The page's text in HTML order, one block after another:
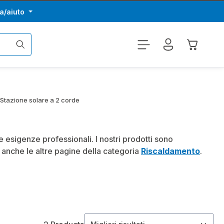
aiuto
Il
Stazione solare a 2 corde
esigenze professionali. I nostri prodotti sono
anche le altre pagine della categoria Riscaldamento.